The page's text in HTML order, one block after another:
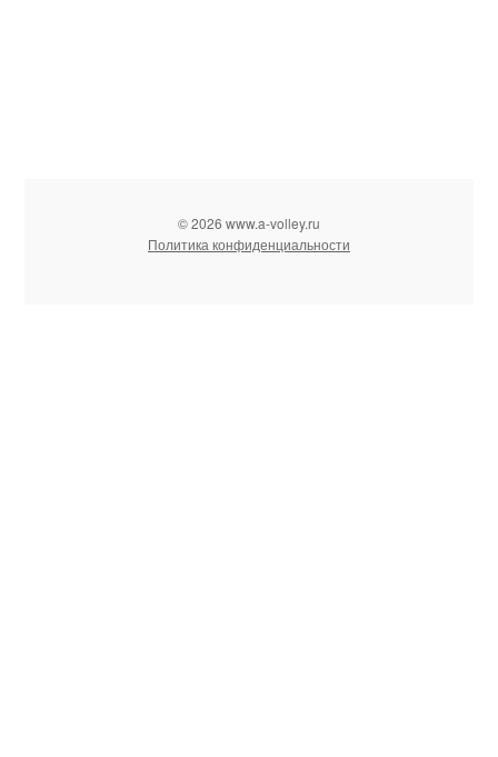
© 2026 www.a-volley.ru
Политика конфиденциальности